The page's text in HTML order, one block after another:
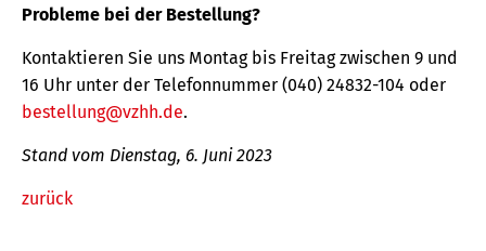
Probleme bei der Bestellung?
Kontaktieren Sie uns Montag bis Freitag zwischen 9 und
16 Uhr unter der Telefonnummer (040) 24832-104 oder
bestellung@vzhh.de.
Stand vom Dienstag, 6. Juni 2023
zurück